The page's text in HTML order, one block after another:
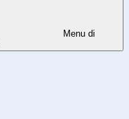
Menu di